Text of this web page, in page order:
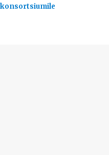
konsortsiumile